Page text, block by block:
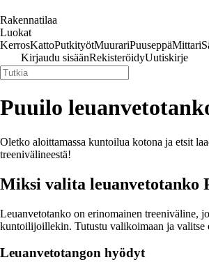
Rakennatilaa
Luokat
KerrosKattoPutkityötMuurariPuuseppäMittari
Kirjaudu sisäänRekisteröidyUutiskirje
Puuilo
Oletko aloittamassa kuntoilua kotona ja etsit
treenivälineestä!
Miksi valita leuanvetotanko
Leuanvetotanko on erinomainen treeniväline,
kuntoilijoillekin. Tutustu valikoimaan ja valitse
Leuanvetotangon hyödyt